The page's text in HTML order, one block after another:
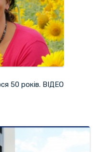
50 років. ВІДЕО